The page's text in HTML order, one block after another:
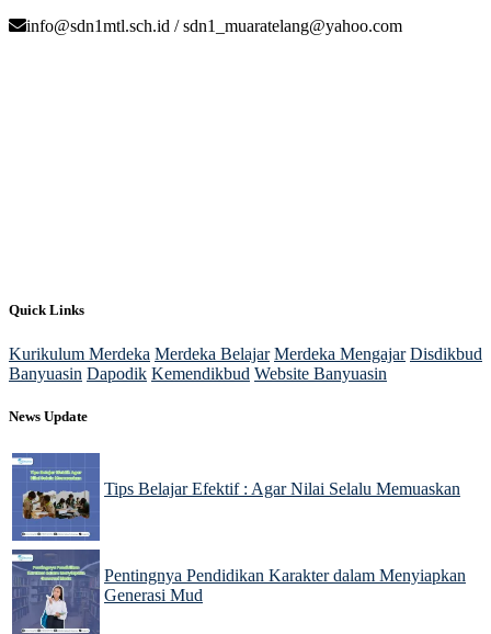
info@sdn1mtl.sch.id / sdn1_muaratelang@yahoo.com
Quick Links
Kurikulum Merdeka Merdeka Belajar Merdeka Mengajar Disdikbud
Banyuasin Dapodik Kemendikbud Website Banyuasin
News Update
Tips Belajar Efektif : Agar Nilai Selalu Memuaskan
Pentingnya Pendidikan Karakter dalam Menyiapkan
Generasi Mud